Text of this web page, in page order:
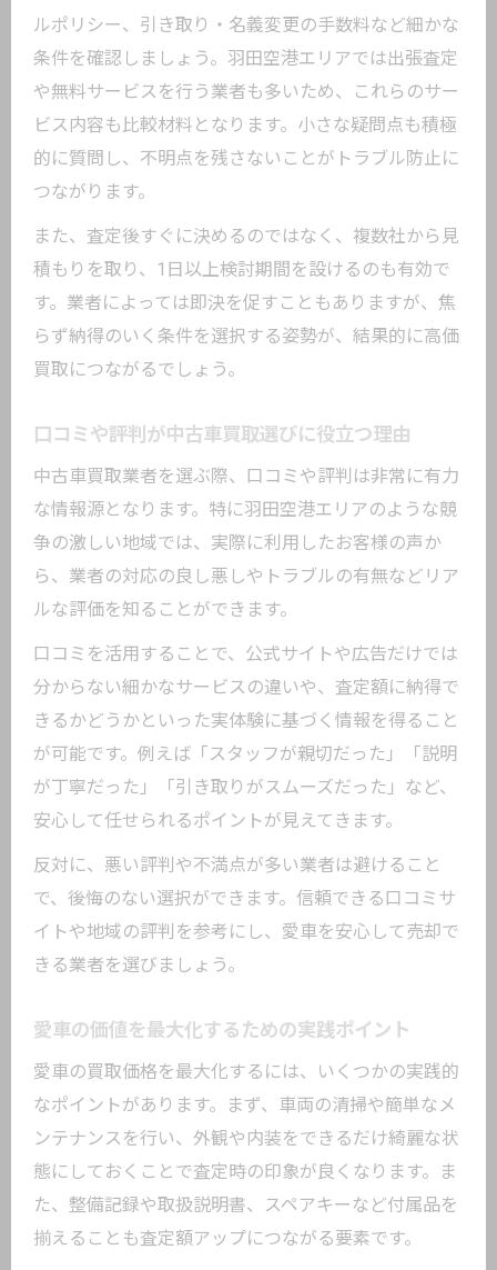
ルポリシー、引き取り・名義変更の手数料など細かな
条件を確認しましょう。羽田空港エリアでは出張査定
や無料サービスを行う業者も多いため、これらのサー
ビス内容も比較材料となります。小さな疑問点も積極
的に質問し、不明点を残さないことがトラブル防止に
つながります。
また、査定後すぐに決めるのではなく、複数社から見
積もりを取り、1日以上検討期間を設けるのも有効で
す。業者によっては即決を促すこともありますが、焦
らず納得のいく条件を選択する姿勢が、結果的に高価
買取につながるでしょう。
口コミや評判が中古車買取選びに役立つ理由
中古車買取業者を選ぶ際、口コミや評判は非常に有力
な情報源となります。特に羽田空港エリアのような競
争の激しい地域では、実際に利用したお客様の声か
ら、業者の対応の良し悪しやトラブルの有無などリア
ルな評価を知ることができます。
口コミを活用することで、公式サイトや広告だけでは
分からない細かなサービスの違いや、査定額に納得で
きるかどうかといった実体験に基づく情報を得ること
が可能です。例えば「スタッフが親切だった」「説明
が丁寧だった」「引き取りがスムーズだった」など、
安心して任せられるポイントが見えてきます。
反対に、悪い評判や不満点が多い業者は避けること
で、後悔のない選択ができます。信頼できる口コミサ
イトや地域の評判を参考にし、愛車を安心して売却で
きる業者を選びましょう。
愛車の価値を最大化するための実践ポイント
愛車の買取価格を最大化するには、いくつかの実践的
なポイントがあります。まず、車両の清掃や簡単なメ
ンテナンスを行い、外観や内装をできるだけ綺麗な状
態にしておくことで査定時の印象が良くなります。ま
た、整備記録や取扱説明書、スペアキーなど付属品を
揃えることも査定額アップにつながる要素です。